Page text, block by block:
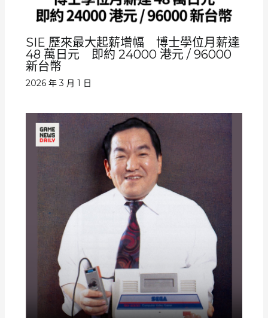
SIE 歷來最大起薪增幅 博士學位月薪達
48 萬日元 即約 24000 港元 / 96000
新台幣
2026 年 3 月 1 日